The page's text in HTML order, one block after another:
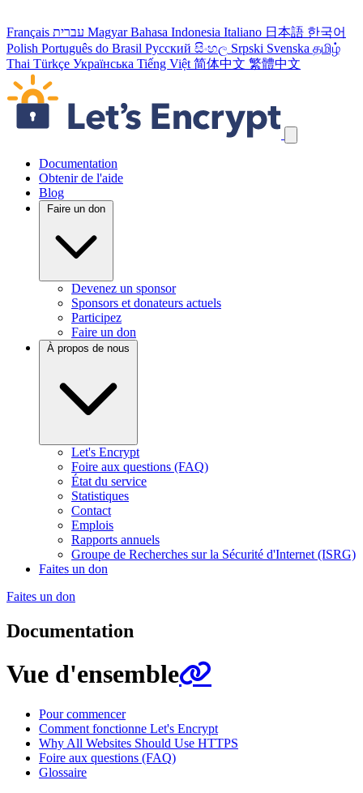
Français עברית Magyar Bahasa Indonesia Italiano 日本語 한국어
Polish Português do Brasil Русский සිංහල Srpski Svenska தமிழ்
Thai Türkçe Українська Tiếng Việt 简体中文 繁體中文
Passer les liens de navigation
Documentation
Obtenir de l'aide
Blog
Faire un don
Devenez un sponsor
Sponsors et donateurs actuels
Participez
Faire un don
À propos de nous
Let's Encrypt
Foire aux questions (FAQ)
État du service
Statistiques
Contact
Emplois
Rapports annuels
Groupe de Recherches sur la Sécurité d'Internet (ISRG)
Faites un don
Faites un don
Documentation
Vue d'ensemble
Pour commencer
Comment fonctionne Let's Encrypt
Why All Websites Should Use HTTPS
Foire aux questions (FAQ)
Glossaire